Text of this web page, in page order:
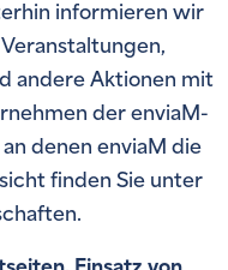
informieren wir
andere Aktionen mit
der enviaM-
denen enviaM die
finden Sie unter